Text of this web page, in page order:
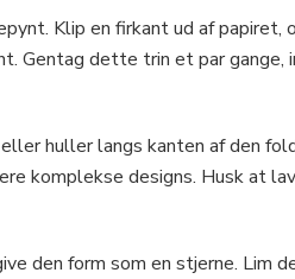
Klip en firkant ud af papiret,
Gentag dette trin et par gange,
huller langs kanten af den
komplekse designs. Husk at
den form som en stjerne. Lim